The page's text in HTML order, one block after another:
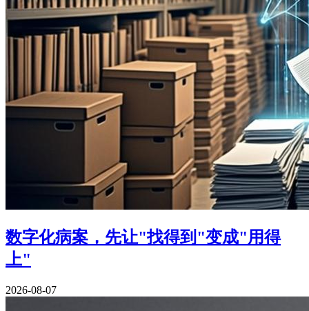
数字化病案，先让"找得到"变成"用得
上"
2026-08-07